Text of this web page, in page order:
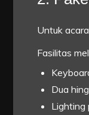
Untuk
Fasilitas
Dua
Lighting